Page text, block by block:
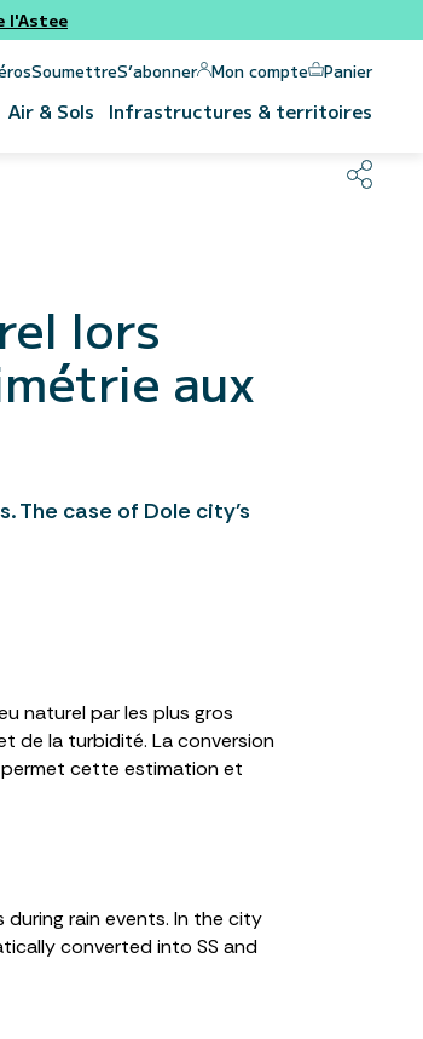
l'Astee
SoumettreS’abonner Mon compte Panier
Air & Sols Infrastructures & territoires
lors
aux
case of Dole city’s
naturel par les plus gros
de la turbidité. La conversion
permet cette estimation et
rain events. In the city
converted into SS and